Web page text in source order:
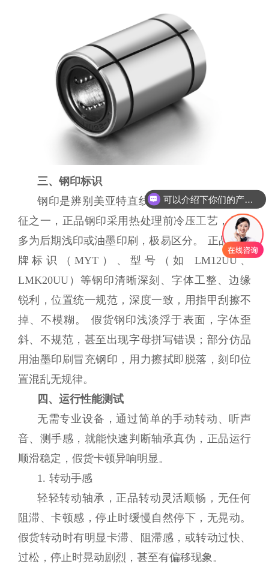
三、钢印标识
钢印是辨别美亚特直线轴承真假最关键的特
征之一，正品钢印采用热处理前冷压工艺，假货
多为后期浅印或油墨印刷，极易区分。 正品的品
牌标识（MYT）、型号（如 LM12UU、
LMK20UU）等钢印清晰深刻、字体工整、边缘
锐利，位置统一规范，深度一致，用指甲刮擦不
掉、不模糊。 假货钢印浅淡浮于表面，字体歪
斜、不规范，甚至出现字母拼写错误；部分仿品
用油墨印刷冒充钢印，用力擦拭即脱落，刻印位
置混乱无规律。
四、运行性能测试
无需专业设备，通过简单的手动转动、听声
音、测手感，就能快速判断轴承真伪，正品运行
顺滑稳定，假货卡顿异响明显。
1. 转动手感
轻轻转动轴承，正品转动灵活顺畅，无任何
阻滞、卡顿感，停止时缓慢自然停下，无晃动。
假货转动时有明显卡滞、阻滞感，或转动过快、
过松，停止时晃动剧烈，甚至有偏移现象。
可以介绍下你们的产品么